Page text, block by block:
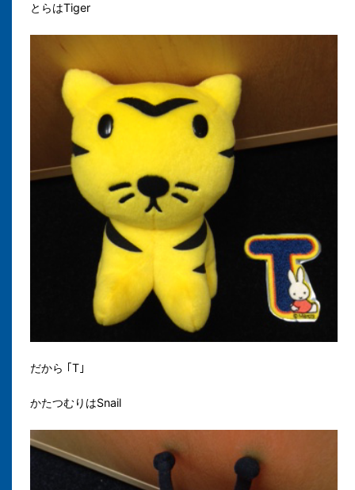
とらはTiger
だから ｢T｣
かたつむりはSnail